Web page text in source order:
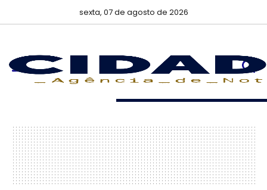
sexta, 07 de agosto de 2026